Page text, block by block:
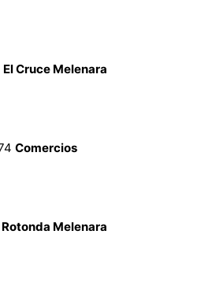
El Cruce Melenara
Comercios
Rotonda Melenara